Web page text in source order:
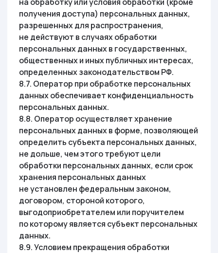
получения доступа) персональных данных,
разрешенных для распространения,
не действуют в случаях обработки
персональных данных в государственных,
общественных и иных публичных интересах,
определенных законодательством РФ.
8.7. Оператор при обработке персональных
данных обеспечивает конфиденциальность
персональных данных.
8.8. Оператор осуществляет хранение
персональных данных в форме, позволяющей
определить субъекта персональных данных,
не дольше, чем этого требуют цели
обработки персональных данных, если срок
хранения персональных данных
не установлен федеральным законом,
договором, стороной которого,
выгодоприобретателем или поручителем
по которому является субъект персональных
данных.
8.9. Условием прекращения обработки